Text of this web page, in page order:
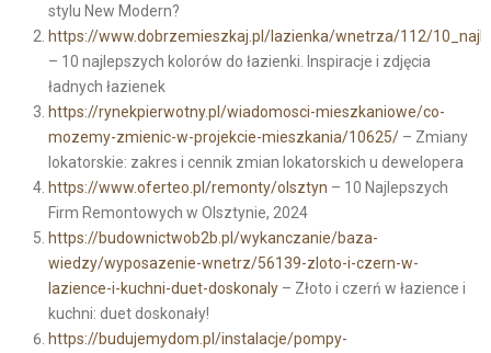
stylu New Modern?
https://www.dobrzemieszkaj.pl/lazienka/wnetrza/112/
– 10 najlepszych kolorów do łazienki. Inspiracje i zdjęcia
ładnych łazienek
https://rynekpierwotny.pl/wiadomosci-mieszkaniowe/co-
mozemy-zmienic-w-projekcie-mieszkania/10625/– Zmiany
lokatorskie: zakres i cennik zmian lokatorskich u dewelopera
https://www.oferteo.pl/remonty/olsztyn – 10 Najlepszych
Firm Remontowych w Olsztynie, 2024
https://budownictwob2b.pl/wykanczanie/baza-
wiedzy/wyposazenie-wnetrz/56139-zloto-i-czern-w-
lazience-i-kuchni-duet-doskonaly– Złoto i czerń w łazience i
kuchni: duet doskonały!
https://budujemydom.pl/instalacje/pompy-